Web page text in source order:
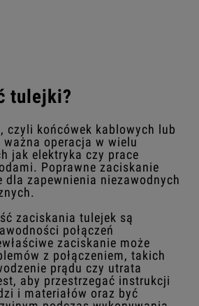
tulejki?
czyli końcówek kablowych lub
operacja w wielu
jak elektryka czy prace
Poprawne zaciskanie
zapewnienia niezawodnych
zaciskania tulejek są
połączeń
zaciskanie może
z połączeniem, takich
prądu czy utrata
aby przestrzegać instrukcji
i materiałów oraz być